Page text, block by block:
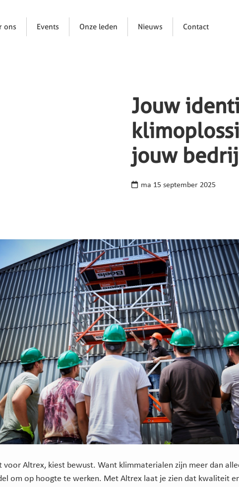
ons Events Onze leden Nieuws Contact
Jouw
jouw
ma 15 september 2025
voor Altrex, kiest bewust. Want klimmaterialen zijn meer dan
om op hoogte te werken. Met Altrex laat je zien dat kwaliteit